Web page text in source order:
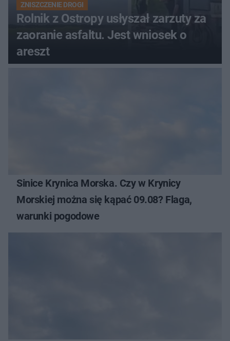
ZNISZCZENIE DROGI
Rolnik z Ostropy usłyszał zarzuty za
zaoranie asfaltu. Jest wniosek o
areszt
Sinice Krynica Morska. Czy w Krynicy
Morskiej można się kąpać 09.08? Flaga,
warunki pogodowe